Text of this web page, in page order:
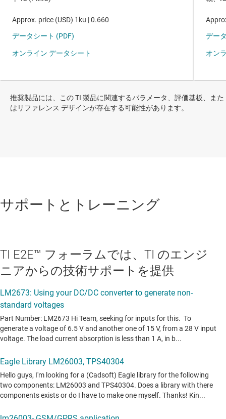
推奨製品には、この TI 製品に関連するパラメータ、評価基板、また
はリファレンス デザインが存在する可能性があります。
サポートとトレーニング
TI E2E™ フォーラムでは、TI のエンジ
ニアからの技術サポートを提供